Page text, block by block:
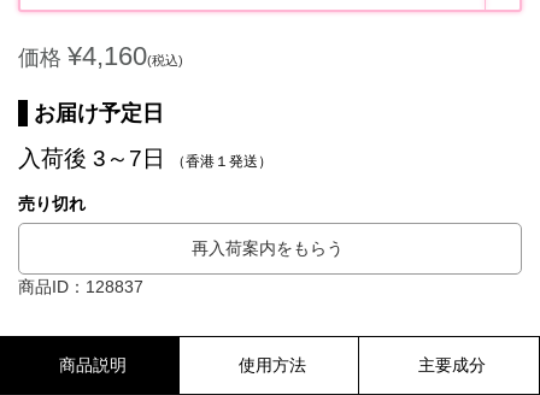
価格 ¥4,160(税込)
お届け予定日
入荷後 3～7日 （香港１発送）
売り切れ
再入荷案内をもらう
商品ID：128837
商品説明 使用方法 主要成分